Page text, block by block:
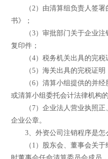
（2）由清算组负责人签署
书》；
（3）审批部门关于企业注
复印件；
（4）税务机关出具的完税
（5）海关出具的完税证明
（6）清算小组提供的并经
或清算小组委托会计法律机构
（7）企业法人营业执照正
企业公章。
3、外资公司注销程序是怎
（1）股东会、董事会关于